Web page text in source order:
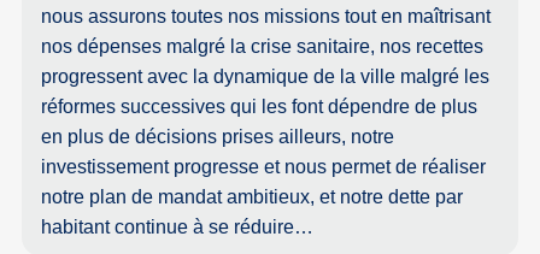
nous assurons toutes nos missions tout en maîtrisant
nos dépenses malgré la crise sanitaire, nos recettes
progressent avec la dynamique de la ville malgré les
réformes successives qui les font dépendre de plus
en plus de décisions prises ailleurs, notre
investissement progresse et nous permet de réaliser
notre plan de mandat ambitieux, et notre dette par
habitant continue à se réduire…